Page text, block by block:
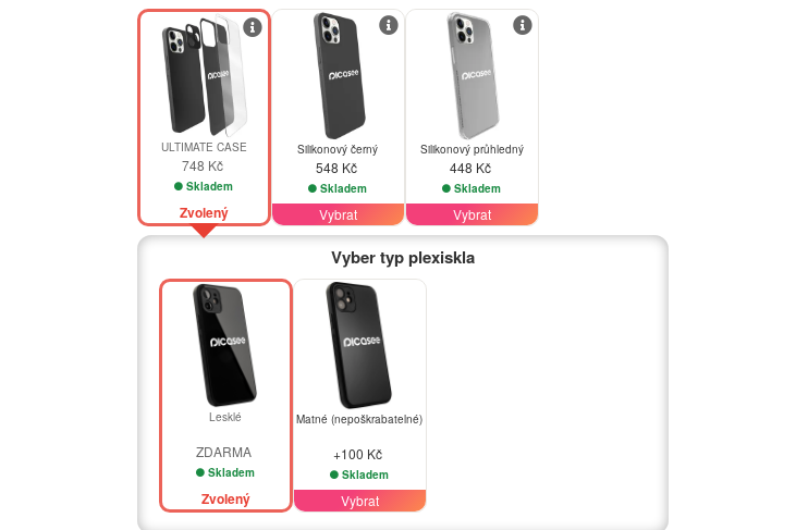
ULTIMATE CASE
748 Kč
Skladem
Zvolený
Silikonový černý
548 Kč
Skladem
Vybrat
Silikonový průhledný
448 Kč
Skladem
Vybrat
Vyber typ plexiskla
Lesklé
ZDARMA
Skladem
Zvolený
Matné (nepoškrabatelné)
+100 Kč
Skladem
Vybrat